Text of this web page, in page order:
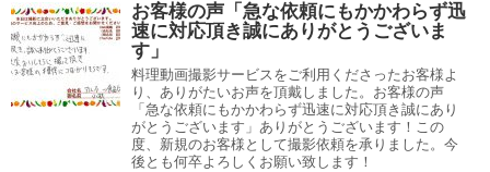
お客様の声「急な依頼にもかかわらず迅
速に対応頂き誠にありがとうございま
す」
料理動画撮影サービスをご利用くださったお客様よ
り、ありがたいお声を頂戴しました。お客様の声
「急な依頼にもかかわらず迅速に対応頂き誠にあり
がとうございます」ありがとうございます！この
度、新規のお客様として撮影依頼を承りました。今
後とも何卒よろしくお願い致します！